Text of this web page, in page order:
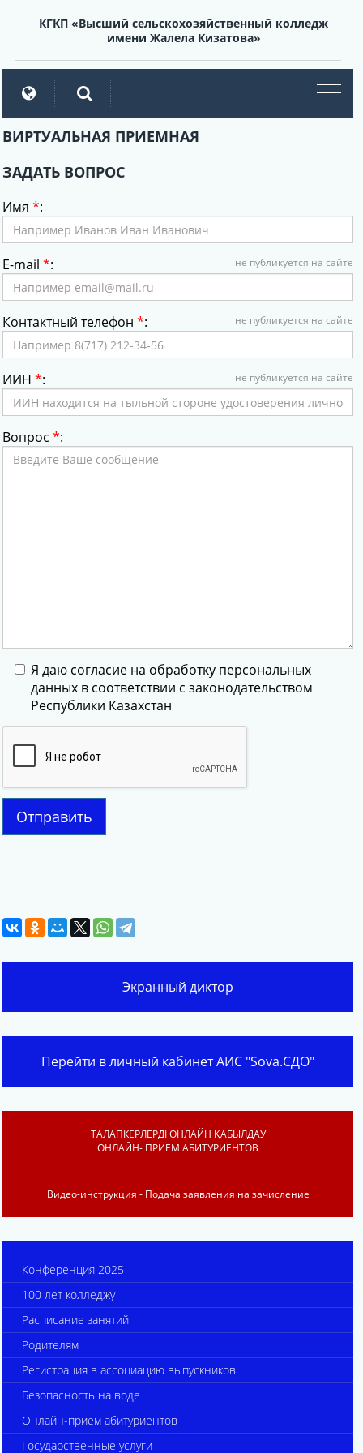
КГКП «Высший сельскохозяйственный колледж
имени Жалела Кизатова»
ВИРТУАЛЬНАЯ ПРИЕМНАЯ
ЗАДАТЬ ВОПРОС
Имя *:
E-mail *: не публикуется на сайте
Контактный телефон *: не публикуется на сайте
ИИН *: не публикуется на сайте
Вопрос *:
Я даю согласие на обработку персональных
данных в соответствии с законодательством
Республики Казахстан
Отправить
Экранный диктор
Перейти в личный кабинет АИС "Sova.СДО"
ТАЛАПКЕРЛЕРДІ ОНЛАЙН ҚАБЫЛДАУ
ОНЛАЙН- ПРИЕМ АБИТУРИЕНТОВ
Видео-инструкция - Подача заявления на зачисление
Конференция 2025
100 лет колледжу
Расписание занятий
Родителям
Регистрация в ассоциацию выпускников
Безопасность на воде
Онлайн-прием абитуриентов
Государственные услуги